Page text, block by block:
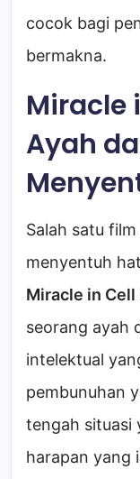
cocok bagi
bermakna.
Miracle
Ayah
Salah satu
menyentuh
Miracle in Cell
seorang ayah
intelektual
pembunuhan
tengah situasi
harapan yang